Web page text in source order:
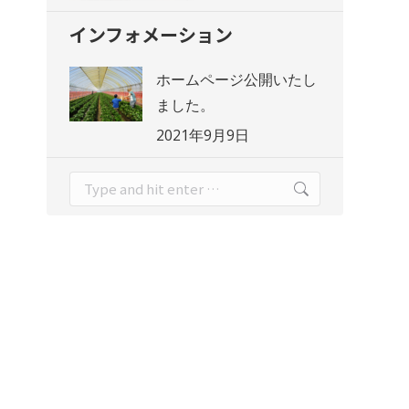
インフォメーション
ホームページ公開いたし
ました。
2021年9月9日
Search: